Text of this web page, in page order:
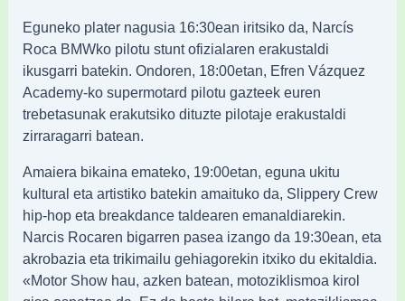
Eguneko plater nagusia 16:30ean iritsiko da, Narcís
Roca BMWko pilotu stunt ofizialaren erakustaldi
ikusgarri batekin. Ondoren, 18:00etan, Efren Vázquez
Academy-ko supermotard pilotu gazteek euren
trebetasunak erakutsiko dituzte pilotaje erakustaldi
zirraragarri batean.
Amaiera bikaina emateko, 19:00etan, eguna ukitu
kultural eta artistiko batekin amaituko da, Slippery Crew
hip-hop eta breakdance taldearen emanaldiarekin.
Narcis Rocaren bigarren pasea izango da 19:30ean, eta
akrobazia eta trikimailu gehiagorekin itxiko du ekitaldia.
«Motor Show hau, azken batean, motoziklismoa kirol